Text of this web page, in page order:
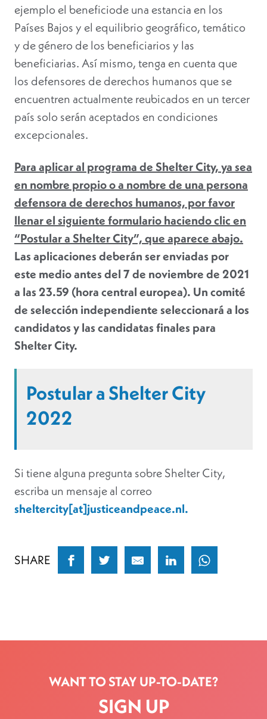
ejemplo el beneficiode una estancia en los
Países Bajos y el equilibrio geográfico, temático
y de género de los beneficiarios y las
beneficiarias. Así mismo, tenga en cuenta que
los defensores de derechos humanos que se
encuentren actualmente reubicados en un tercer
país solo serán aceptados en condiciones
excepcionales.
Para aplicar al programa de Shelter City, ya sea
en nombre propio o a nombre de una persona
defensora de derechos humanos, por favor
llenar el siguiente formulario haciendo clic en
“Postular a Shelter City”, que aparece abajo.
Las aplicaciones deberán ser enviadas por
este medio antes del 7 de noviembre de 2021
a las 23.59 (hora central europea). Un comité
de selección independiente seleccionará a los
candidatos y las candidatas finales para
Shelter City.
Postular a Shelter City
2022
Si tiene alguna pregunta sobre Shelter City,
escriba un mensaje al correo
sheltercity[at]justiceandpeace.nl.
SHARE
WANT TO STAY UP-TO-DATE?
SIGN UP